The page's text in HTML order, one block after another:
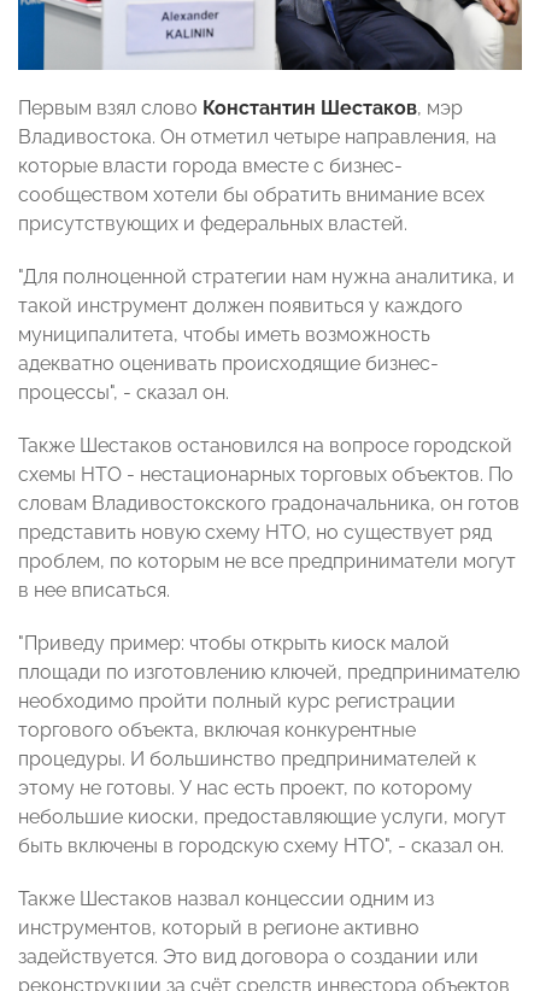
Первым взял слово Константин Шестаков, мэр
Владивостока. Он отметил четыре направления, на
которые власти города вместе с бизнес-
сообществом хотели бы обратить внимание всех
присутствующих и федеральных властей.
"Для полноценной стратегии нам нужна аналитика, и
такой инструмент должен появиться у каждого
муниципалитета, чтобы иметь возможность
адекватно оценивать происходящие бизнес-
процессы", - сказал он.
Также Шестаков остановился на вопросе городской
схемы НТО - нестационарных торговых объектов. По
словам Владивостокского градоначальника, он готов
представить новую схему НТО, но существует ряд
проблем, по которым не все предприниматели могут
в нее вписаться.
"Приведу пример: чтобы открыть киоск малой
площади по изготовлению ключей, предпринимателю
необходимо пройти полный курс регистрации
торгового объекта, включая конкурентные
процедуры. И большинство предпринимателей к
этому не готовы. У нас есть проект, по которому
небольшие киоски, предоставляющие услуги, могут
быть включены в городскую схему НТО", - сказал он.
Также Шестаков назвал концессии одним из
инструментов, который в регионе активно
задействуется. Это вид договора о создании или
реконструкции за счёт средств инвестора объектов